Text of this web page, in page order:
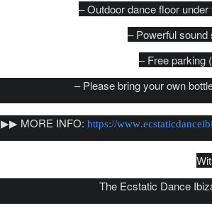
– Outdoor dance floor under
– Powerful sound
– Free parking
– Please bring your own
▶︎▶︎ MORE INFO: https://
The Ecstatic Dance